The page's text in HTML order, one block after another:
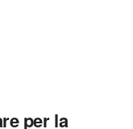
per la